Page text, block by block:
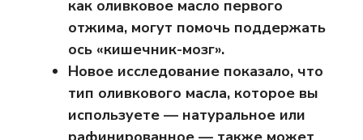
как оливковое масло первого
отжима, могут помочь поддержать
ось «кишечник-мозг».
Новое исследование показало, что
тип оливкового масла, которое вы
используете — натуральное или